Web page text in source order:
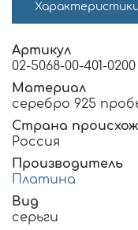
Артикул
02-5068-00-401-0200
Материал
серебро 925
Страна
Россия
Производитель
Платина
Вид
серьги